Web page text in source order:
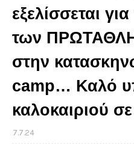
εξελίσσεται
των
στην
camp… Καλό
καλοκαιριού
7.7.24